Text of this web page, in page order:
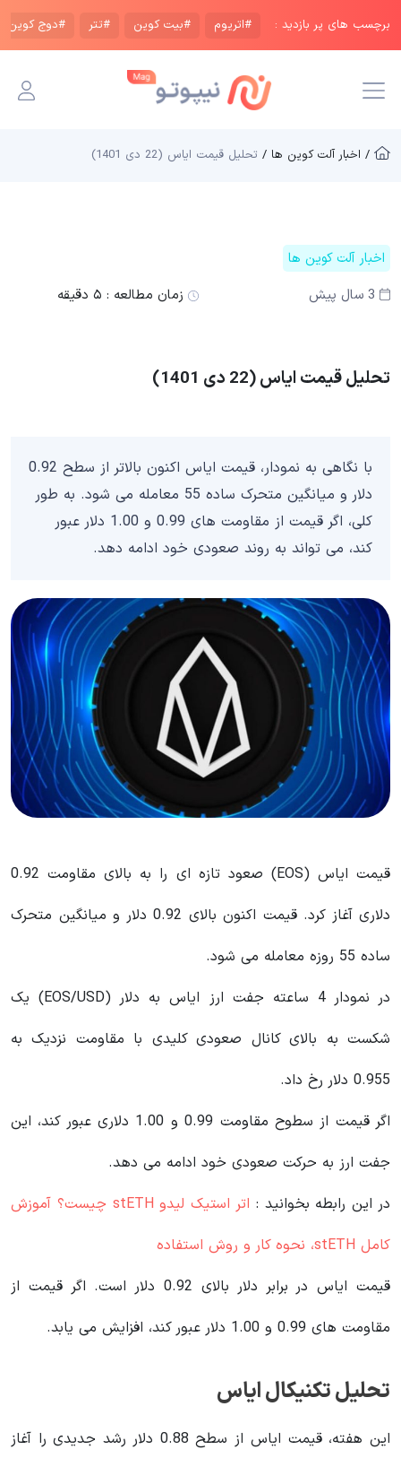
برچسب های پر بازدید : #اتریوم #بیت کوین #تتر #دوج کوین
/ اخبار آلت کوین ها / تحلیل قیمت ایاس (22 دی 1401)
اخبار آلت کوین ها
3 سال پیش
زمان مطالعه : ۵ دقیقه
تحلیل قیمت ایاس (22 دی 1401)
با نگاهی به نمودار، قیمت ایاس اکنون بالاتر از سطح 0.92
دلار و میانگین متحرک ساده 55 معامله می شود. به طور
کلی، اگر قیمت از مقاومت های 0.99 و 1.00 دلار عبور
کند، می تواند به روند صعودی خود ادامه دهد.
قیمت ایاس (EOS) صعود تازه ای را به بالای مقاومت 0.92
دلاری آغاز کرد. قیمت اکنون بالای 0.92 دلار و میانگین متحرک
ساده 55 روزه معامله می شود.
در نمودار 4 ساعته جفت ارز ایاس به دلار (EOS/USD) یک
شکست به بالای کانال صعودی کلیدی با مقاومت نزدیک به
0.955 دلار رخ داد.
اگر قیمت از سطوح مقاومت 0.99 و 1.00 دلاری عبور کند، این
جفت ارز به حرکت صعودی خود ادامه می دهد.
در این رابطه بخوانید‌ :
اتر استیک لیدو stETH چیست؟ آموزش
کامل stETH، نحوه کار و روش استفاده
قیمت ایاس در برابر دلار بالای 0.92 دلار است. اگر قیمت از
مقاومت های 0.99 و 1.00 دلار عبور کند، افزایش می یابد.
تحلیل تکنیکال ایاس
این هفته، قیمت ایاس از سطح 0.88 دلار رشد جدیدی را آغاز